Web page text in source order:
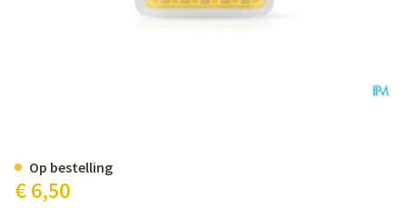
€ 6,50
Op bestelling